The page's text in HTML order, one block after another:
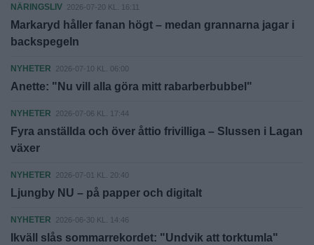
NÄRINGSLIV 2026-07-20 KL. 16:11
Markaryd håller fanan högt – medan grannarna jagar i
backspegeln
NYHETER 2026-07-10 KL. 06:00
Anette: "Nu vill alla göra mitt rabarberbubbel"
NYHETER 2026-07-06 KL. 17:44
Fyra anställda och över åttio frivilliga – Slussen i Lagan
växer
NYHETER 2026-07-01 KL. 20:40
Ljungby NU – på papper och digitalt
NYHETER 2026-06-30 KL. 14:46
Ikväll slås sommarrekordet: "Undvik att torktumla"